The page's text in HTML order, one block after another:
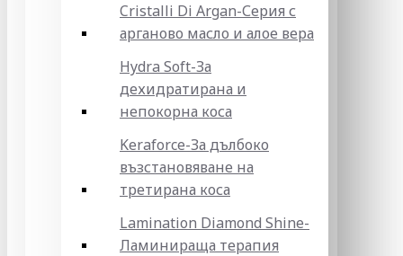
Cristalli Di Argan-Серия с
арганово масло и алое вера
Hydra Soft-За
дехидратирана и
непокорна коса
Keraforce-За дълбоко
възстановяване на
третирана коса
Lamination Diamond Shine-
Ламинираща терапия